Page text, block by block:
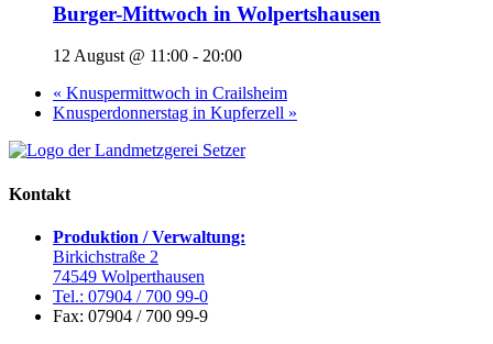
Burger-Mittwoch in Wolpertshausen
12 August @ 11:00 - 20:00
« Knuspermittwoch in Crailsheim
Knusperdonnerstag in Kupferzell »
Kontakt
Produktion / Verwaltung:
Birkichstraße 2
74549 Wolperthausen
Tel.: 07904 / 700 99-0
Fax: 07904 / 700 99-9